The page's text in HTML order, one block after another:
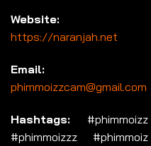
Website:
https://naranjah.net
Email:
phimmoizzcam@gmail.com
Hashtags: #phimmoizz
#phimmoizzz #phimmoiz